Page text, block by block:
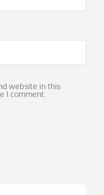
website in this
I comment.